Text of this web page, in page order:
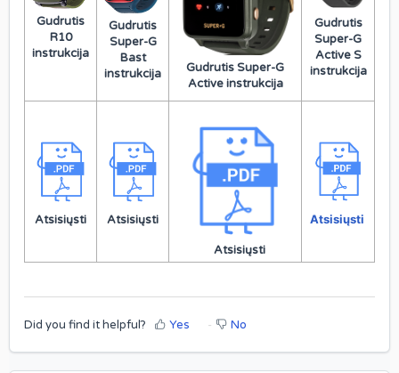
Gudrutis
R10
instrukcija
Gudrutis
Super-G
Bast
instrukcija
Gudrutis Super-G
Active instrukcija
Gudrutis
Super-G
Active S
instrukcija
Atsisiųsti Atsisiųsti
Atsisiųsti
Atsisiųsti
Did you find it helpful? Yes No